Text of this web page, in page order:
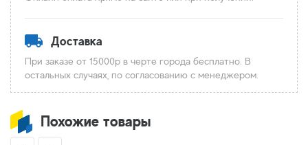
Доставка
При заказе от 15000р в черте города бесплатно. В
остальных случаях, по согласованию с менеджером.
Похожие товары